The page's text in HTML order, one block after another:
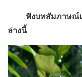
ฟังบทสัมภาษณ์เ
ล่างนี้